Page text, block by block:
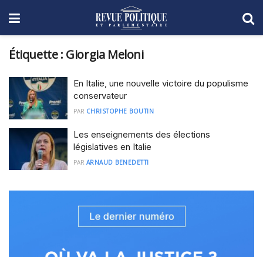
Étiquette : Giorgia Meloni
En Italie, une nouvelle victoire du populisme
conservateur
PAR CHRISTOPHE BOUTIN
Les enseignements des élections
législatives en Italie
PAR ARNAUD BENEDETTI